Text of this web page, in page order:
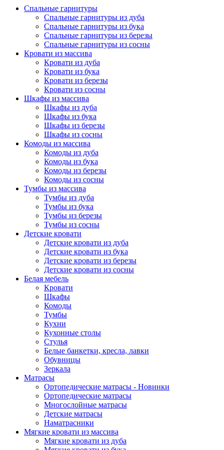
Спальные гарнитуры
Спальные гарнитуры из дуба
Спальные гарнитуры из бука
Спальные гарнитуры из березы
Спальные гарнитуры из сосны
Кровати из массива
Кровати из дуба
Кровати из бука
Кровати из березы
Кровати из сосны
Шкафы из массива
Шкафы из дуба
Шкафы из бука
Шкафы из березы
Шкафы из сосны
Комоды из массива
Комоды из дуба
Комоды из бука
Комоды из березы
Комоды из сосны
Тумбы из массива
Тумбы из дуба
Тумбы из бука
Тумбы из березы
Тумбы из сосны
Детские кровати
Детские кровати из дуба
Детские кровати из бука
Детские кровати из березы
Детские кровати из сосны
Белая мебель
Кровати
Шкафы
Комоды
Тумбы
Кухни
Кухонные столы
Стулья
Белые банкетки, кресла, лавки
Обувницы
Зеркала
Матрасы
Ортопедические матрасы - Новинки
Ортопедические матрасы
Многослойные матрасы
Детские матрасы
Наматрасники
Мягкие кровати из массива
Мягкие кровати из дуба